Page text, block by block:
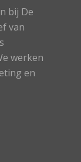
bij De
van
werken
en